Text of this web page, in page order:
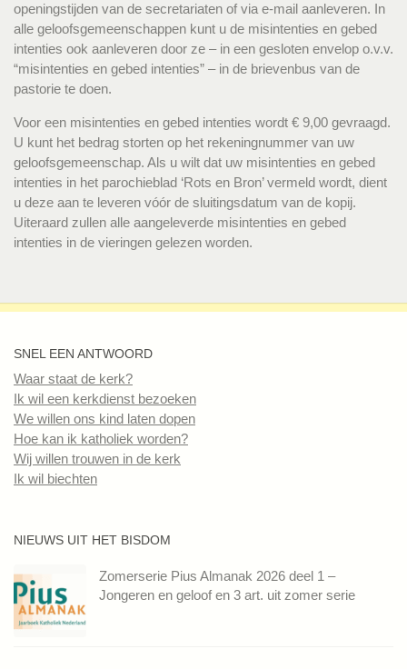
openingstijden van de secretariaten of via e-mail aanleveren. In
alle geloofsgemeenschappen kunt u de misintenties en gebed
intenties ook aanleveren door ze – in een gesloten envelop o.v.v.
“misintenties en gebed intenties” – in de brievenbus van de
pastorie te doen.
Voor een misintenties en gebed intenties wordt € 9,00 gevraagd.
U kunt het bedrag storten op het rekeningnummer van uw
geloofsgemeenschap. Als u wilt dat uw misintenties en gebed
intenties in het parochieblad ‘Rots en Bron’ vermeld wordt, dient
u deze aan te leveren vóór de sluitingsdatum van de kopij.
Uiteraard zullen alle aangeleverde misintenties en gebed
intenties in de vieringen gelezen worden.
SNEL EEN ANTWOORD
Waar staat de kerk?
Ik wil een kerkdienst bezoeken
We willen ons kind laten dopen
Hoe kan ik katholiek worden?
Wij willen trouwen in de kerk
Ik wil biechten
NIEUWS UIT HET BISDOM
Zomerserie Pius Almanak 2026 deel 1 –
Jongeren en geloof en 3 art. uit zomer serie